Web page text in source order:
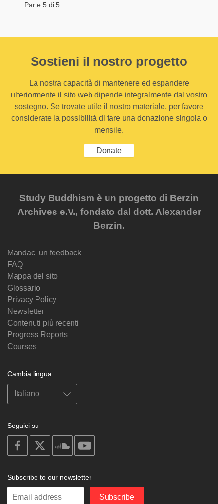
Parte 5 di 5
Sostieni il nostro progetto
La nostra capacità di mantenere ed espandere
ulteriormente il sito web dipende integralmente dal vostro
sostegno. Se trovate utile il nostro materiale, per favore
considerate la possibilità di fare una donazione singola o
mensile.
Donate
Study Buddhism è un progetto di Berzin
Archives e.V., fondato dal dott. Alexander
Berzin.
Mandaci un feedback
FAQ
Mappa del sito
Glossario
Privacy Policy
Newsletter
Contenuti più recenti
Progress Reports
Courses
Cambia lingua
Seguici su
on
facebook
soundcloud
Subscribe to our newsletter
Enter
Subscribe